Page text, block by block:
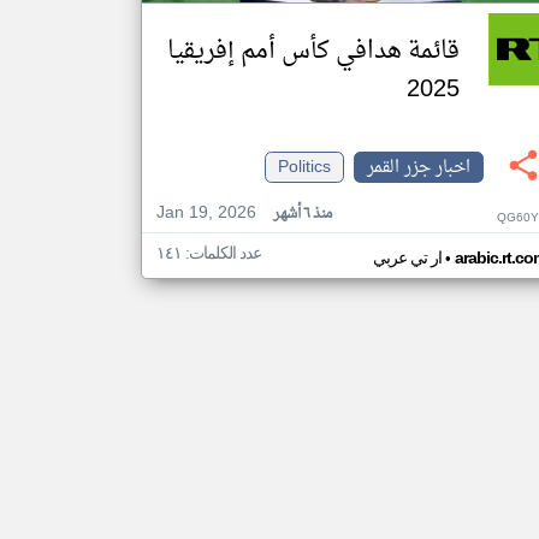
قائمة هدافي كأس أمم إفريقيا
2025
اخبار جزر القمر
Politics
Jan 19, 2026
منذ ٦ أشهر
ار تي عربي• عدد الكلمات: ١٤١